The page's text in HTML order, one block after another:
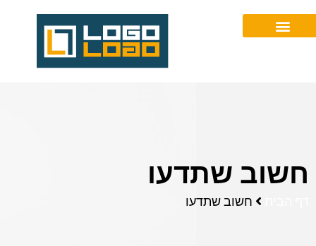
חשוב שתדעו
חשוב שתדעו